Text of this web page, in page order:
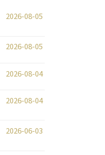
2026-08-05
2026-08-05
2026-08-04
2026-08-04
2026-06-03